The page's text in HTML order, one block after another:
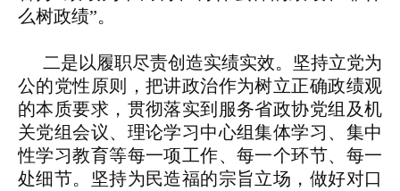
么树政绩”。
二是以履职尽责创造实绩实效。 坚持立党为
公的党性原则，把讲政治作为树立正确政绩观
的本质要求，贯彻落实到服务省政协党组及机
关党组会议、理论学习中心组集体学习、集中
性学习教育等每一项工作、每一个环节、每一
处细节。坚持为民造福的宗旨立场，做好对口